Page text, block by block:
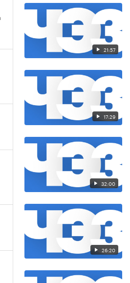
21:57
17:29
32:00
26:20